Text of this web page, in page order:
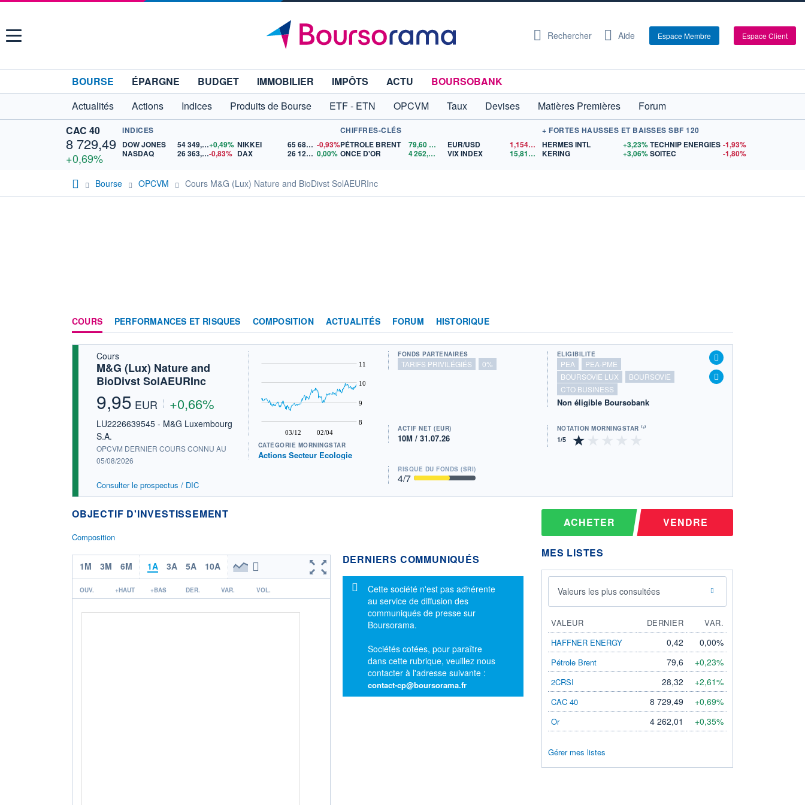
Menu Rechercher Aide Espace Membre Espace Client
BOURSE ÉPARGNE BUDGET IMMOBILIER IMPÔTS ACTU
BOURSOBANK
Actualités
Actions Indices Produits de Bourse ETF - ETN OPCVM Taux Devises Matières Premières
Forum
CAC 40
8 729,49
+0,69%
INDICES
DOW JONES
54 349,12+0,49%
NASDAQ
26 363,44-0,83%
NIKKEI 65 683,26 -0,93%
DAX
26 126,30 0,00%
CHIFFRES-CLÉS
PÉTROLE BRENT
79,60
ONCE D'OR
4 262,01 $US
EUR/USD 1,1544$US
VIX INDEX
15,81
$US
+ FORTES HAUSSES ET BAISSES SBF 120
HERMES INTL
+3,23%
KERING
+3,06%
TECHNIP ENERGIES -1,93%
SOITEC
-1,80%
Bourse OPCVM Cours M&G (Lux) Nature and BioDivst SolAEURInc
COURS PERFORMANCES ET RISQUES COMPOSITION ACTUALITÉS FORUM HISTORIQUE
Cours
M&G (Lux) Nature and
BioDivst SolAEURInc
9,95 EUR +0,66%
LU2226639545 - M&G Luxembourg
S.A.
OPCVM DERNIER COURS CONNU AU
05/08/2026
Consulter le prospectus / DIC
03/12 02/04
8
9
10
11
CATÉGORIE MORNINGSTAR
Actions Secteur Ecologie
FONDS PARTENAIRES
TARIFS PRIVILÉGIÉS 0%
ÉLIGIBILITÉ
PEA
PEA-PME
BOURSOVIE LUX
BOURSOVIE
CTO BUSINESS
Non éligible Boursobank
ACTIF NET (EUR)
10M / 31.07.26
NOTATION MORNINGSTAR ⁽¹⁾
RISQUE DU FONDS (SRI)
4/7
OBJECTIF D'INVESTISSEMENT
Composition
1M 3M 6M 1A 3A 5A 10A
OUV. +HAUT +BAS DER. VAR. VOL.
DERNIERS COMMUNIQUÉS
Message d'information
Cette société n'est pas adhérente
au service de diffusion des
communiqués de presse sur
Boursorama.
Sociétés cotées, pour paraître
dans cette rubrique, veuillez nous
contacter à l'adresse suivante :
contact-cp@boursorama.fr
ACHETER VENDRE
MES LISTES
Valeurs les plus consultées
VALEUR DERNIER
VAR.
HAFFNER ENERGY
0,42 0,00%
Pétrole Brent 79,6 +0,23%
2CRSI 28,32 +2,61%
CAC 40 8 729,49 +0,69%
Or 4 262,01 +0,35%
Gérer mes listes